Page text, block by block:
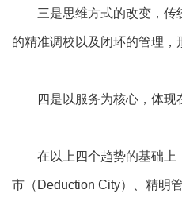
三是思维方式的改变，传统
的精准调校以及闭环的管理，
四是以服务为核心，体现在
在以上四个趋势的基础上，
市（Deduction City）、精明